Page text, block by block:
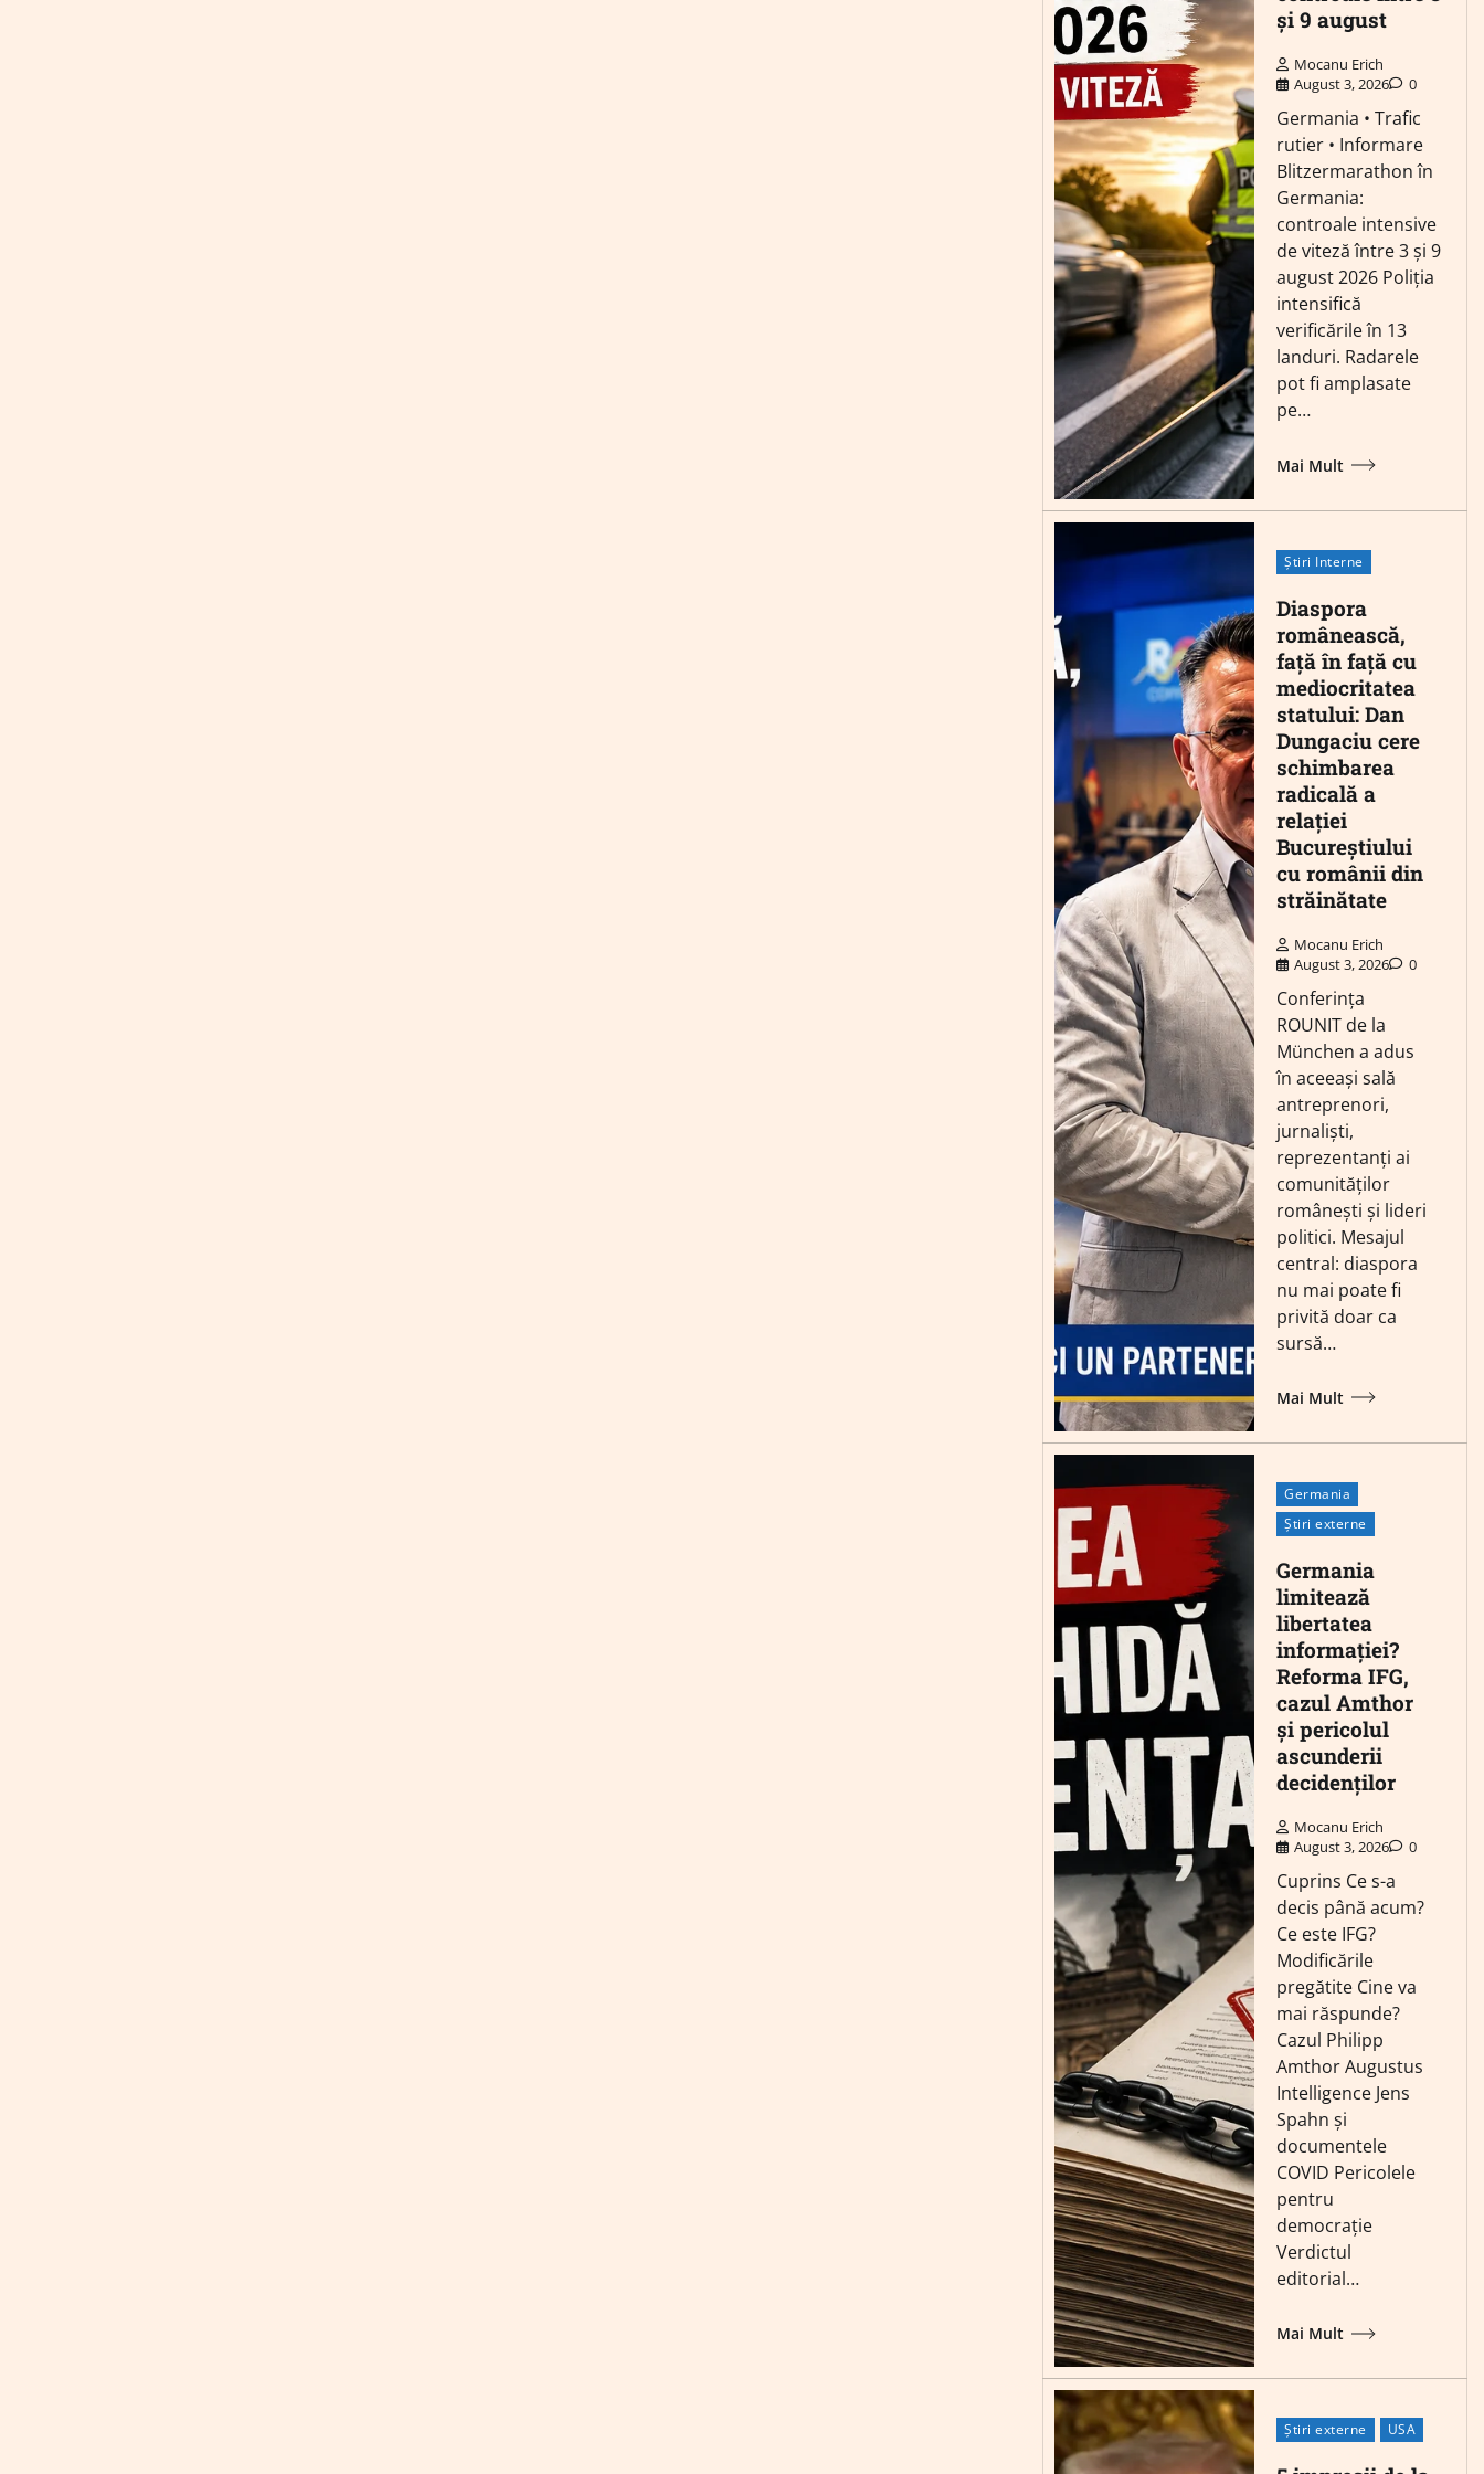
și 9 august
Mocanu Erich
August 3, 2026
0
Germania • Trafic
rutier • Informare
Blitzermarathon în
Germania:
controale intensive
de viteză între 3 și 9
august 2026 Poliția
intensifică
verificările în 13
landuri. Radarele
pot fi amplasate
pe…
Mai Mult
Știri Interne
Diaspora
românească,
față în față cu
mediocritatea
statului: Dan
Dungaciu cere
schimbarea
radicală a
relației
Bucureștiului
cu românii din
străinătate
Mocanu Erich
August 3, 2026
0
Conferința
ROUNIT de la
München a adus
în aceeași sală
antreprenori,
jurnaliști,
reprezentanți ai
comunităților
românești și lideri
politici. Mesajul
central: diaspora
nu mai poate fi
privită doar ca
sursă…
Mai Mult
Germania
Știri externe
Germania
limitează
libertatea
informației?
Reforma IFG,
cazul Amthor
și pericolul
ascunderii
decidenților
Mocanu Erich
August 3, 2026
0
Cuprins Ce s-a
decis până acum?
Ce este IFG?
Modificările
pregătite Cine va
mai răspunde?
Cazul Philipp
Amthor Augustus
Intelligence Jens
Spahn și
documentele
COVID Pericolele
pentru
democrație
Verdictul
editorial…
Mai Mult
Știri externe USA